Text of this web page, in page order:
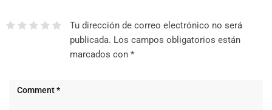
Tu dirección de correo electrónico no será
publicada. Los campos obligatorios están
marcados con *